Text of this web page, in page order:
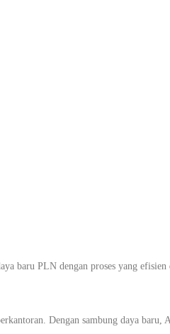
baru PLN dengan proses yang efisien
Dengan sambung daya baru,